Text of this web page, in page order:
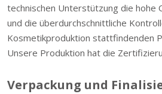
technischen Unterstützung die hohe
und die überdurchschnittliche
Kosmetikproduktion stattfindenden
Unsere Produktion hat die
Verpackung und